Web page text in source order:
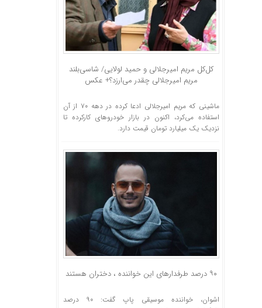
کل‌کل مریم امیرجلالی و حمید لولایی/ شاسی‌بلند
مریم امیر‌جلالی چقدر می‌ارزد؟+ عکس
ماشینی که مریم امیرجلالی ادعا کرده در دهه ۷۰ از آن
استفاده می‌کرد، اکنون در بازار خودروهای کارکرده تا
نزدیک یک میلیارد تومان قیمت دارد.
۹۰ درصد طرفدارهای این خواننده ، دختران هستند
اشوان، خواننده موسیقی پاپ گفت: ۹۰ درصد